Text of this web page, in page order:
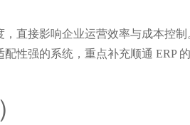
直接影响企业运营效率与成本控
性强的系统，重点补充顺通 ERP 的